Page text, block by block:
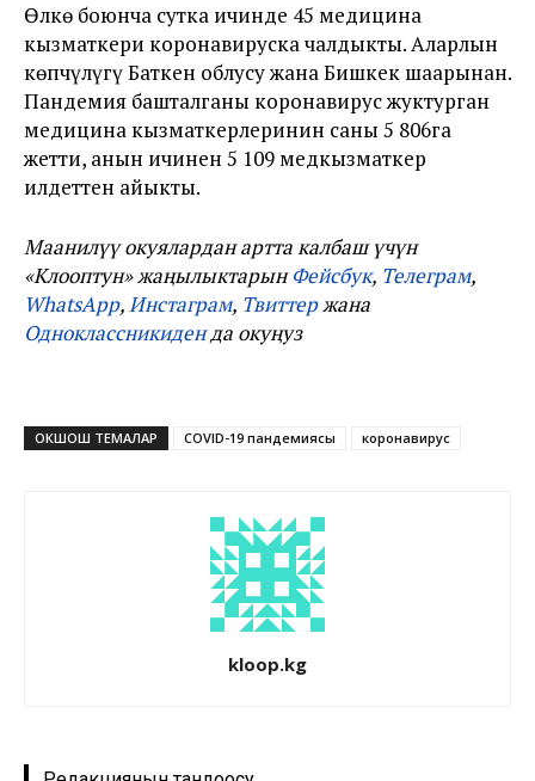
Өлкө боюнча сутка ичинде 45 медицина
кызматкери коронавируска чалдыкты. Аларлын
көпчүлүгү Баткен облусу жана Бишкек шаарынан.
Пандемия башталганы коронавирус жуктурган
медицина кызматкерлеринин саны 5 806га
жетти, анын ичинен 5 109 медкызматкер
илдеттен айыкты.
Маанилүү окуялардан артта калбаш үчүн
«Клооптун» жаңылыктарынФейсбук, Телеграм,
WhatsApp,Инстаграм, Твиттержана
Одноклассникиденда окуңуз
ОКШОШ ТЕМАЛАР COVID-19 пандемиясы коронавирус
kloop.kg